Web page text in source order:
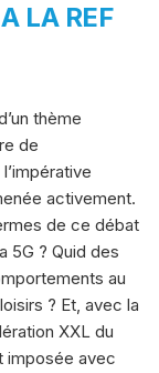
LA REF
thème
de
activement.
de ce débat
5G ? Quid des
au
? Et, avec la
XXL du
imposée avec